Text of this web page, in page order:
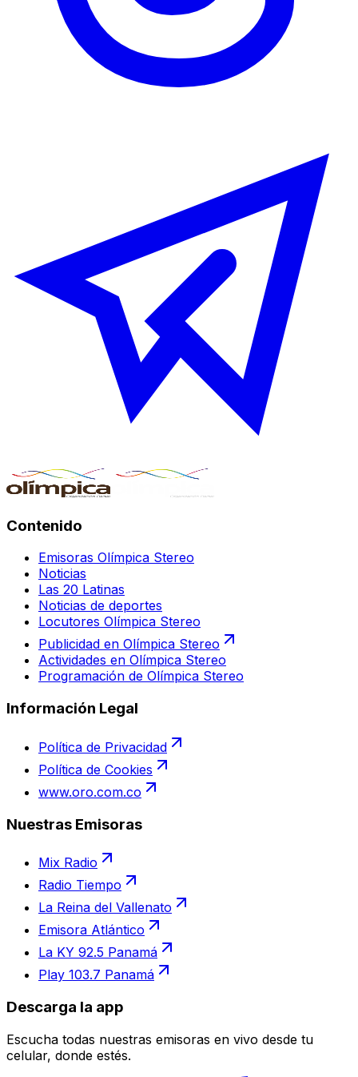
Contenido
Emisoras Olímpica Stereo
Noticias
Las 20 Latinas
Noticias de deportes
Locutores Olímpica Stereo
Publicidad en Olímpica Stereo
Actividades en Olímpica Stereo
Programación de Olímpica Stereo
Información Legal
Política de Privacidad
Política de Cookies
www.oro.com.co
Nuestras Emisoras
Mix Radio
Radio Tiempo
La Reina del Vallenato
Emisora Atlántico
La KY 92.5 Panamá
Play 103.7 Panamá
Descarga la app
Escucha todas nuestras emisoras en vivo desde tu
celular, donde estés.